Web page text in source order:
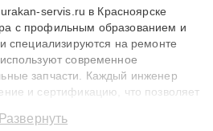
servis.ru в Красноярске
с профильным образованием и
специализируются на ремонте
современное
запчасти. Каждый инженер
и сертификацию, что позволяет
до 3 лет. Наши мастера
Развернуть